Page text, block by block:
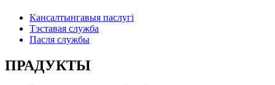
Кансалтынгавыя паслугі
Тэставая служба
Пасля службы
ПРАДУКТЫ